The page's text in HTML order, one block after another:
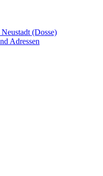
(Dosse)
Adressen